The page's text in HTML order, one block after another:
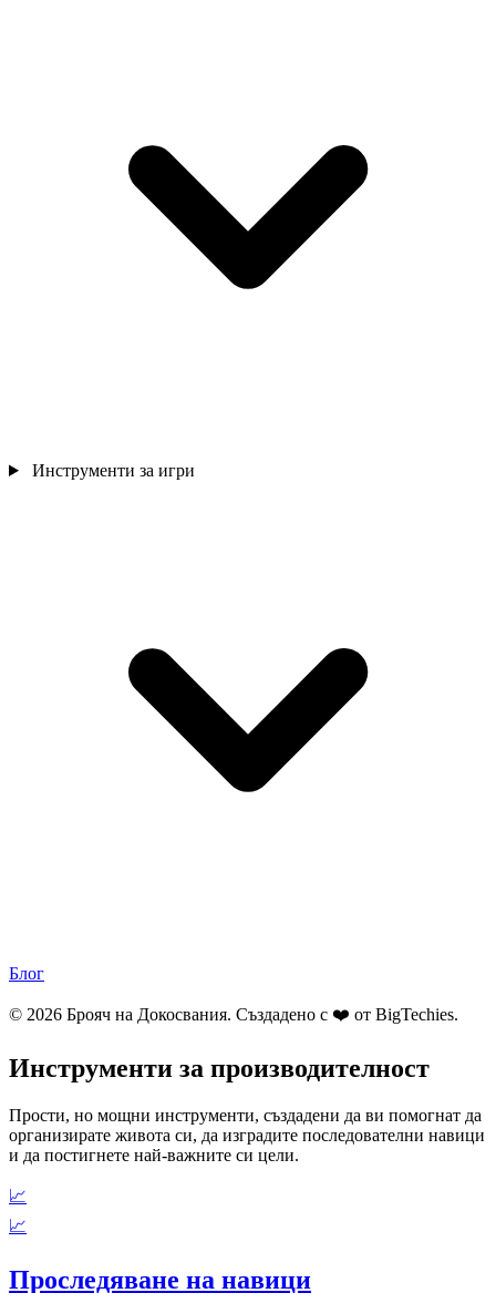
Инструменти за игри
Блог
© 2026 Брояч на Докосвания. Създадено с ❤️ от BigTechies.
Инструменти за производителност
Прости, но мощни инструменти, създадени да ви помогнат да
организирате живота си, да изградите последователни навици
и да постигнете най-важните си цели.
📈
📈
Проследяване на навици